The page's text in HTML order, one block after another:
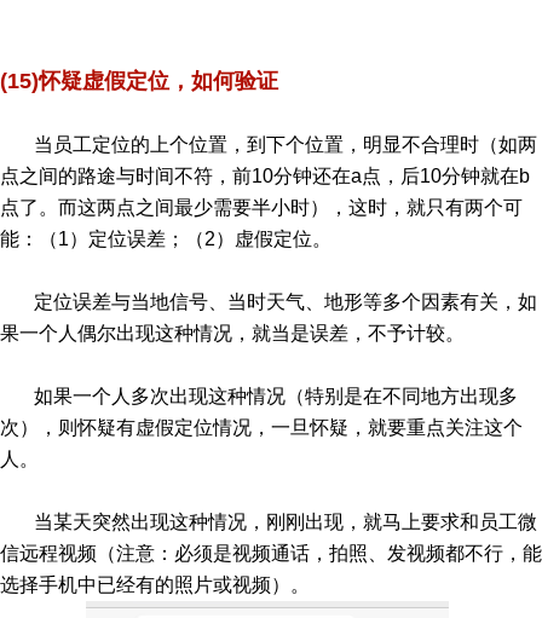
(15)怀疑虚假定位，如何验证
当员工定位的上个位置，到下个位置，明显不合理时（如两
点之间的路途与时间不符，前10分钟还在a点，后10分钟就在b
点了。而这两点之间最少需要半小时），这时，就只有两个可
能：（1）定位误差；（2）虚假定位。
定位误差与当地信号、当时天气、地形等多个因素有关，如
果一个人偶尔出现这种情况，就当是误差，不予计较。
如果一个人多次出现这种情况（特别是在不同地方出现多
次），则怀疑有虚假定位情况，一旦怀疑，就要重点关注这个
人。
当某天突然出现这种情况，刚刚出现，就马上要求和员工微
信远程视频（注意：必须是视频通话，拍照、发视频都不行，能
选择手机中已经有的照片或视频）。